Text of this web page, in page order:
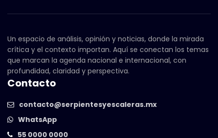
Un espacio de análisis, opinión y noticias, donde la mirada
crítica y el contexto importan. Aquí se conectan los temas
que marcan la agenda nacional e internacional, con
profundidad, claridad y perspectiva.
Contacto
contacto@serpientesyescaleras.mx
WhatsApp
55 0000 0000